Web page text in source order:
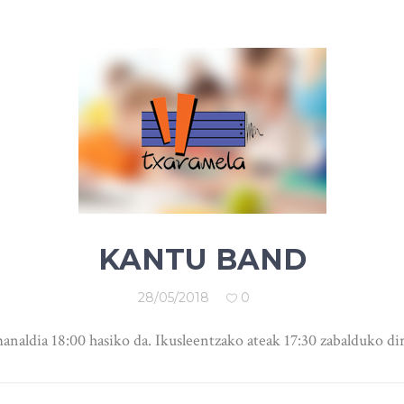
KANTU BAND
28/05/2018 0
18:00 hasiko da. Ikusleentzako ateak 17:30 zabalduko